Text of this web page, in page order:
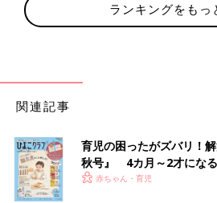
ランキングをもっ
関連記事
育児の困ったがズバリ！
秋号』 4カ月～2才にな
いっぱい！
赤ちゃん・育児